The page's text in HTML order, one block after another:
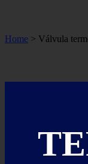
Home > Válvula